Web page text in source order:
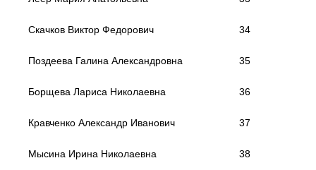
Скачков Виктор Федорович 34
Поздеева Галина Александровна 35
Борщева Лариса Николаевна 36
Кравченко Александр Иванович 37
Мысина Ирина Николаевна 38